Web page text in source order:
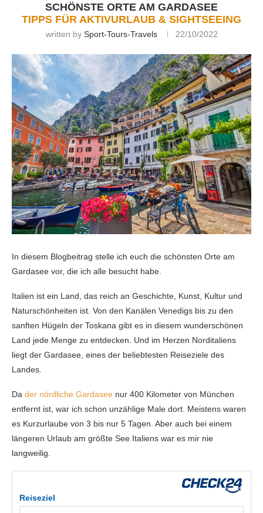
SCHÖNSTE ORTE AM GARDASEE
TIPPS FÜR AKTIVURLAUB & SIGHTSEEING
written by Sport-Tours-Travels 22/10/2022
In diesem Blogbeitrag stelle ich euch die schönsten Orte am
Gardasee vor, die ich alle besucht habe.
Italien ist ein Land, das reich an Geschichte, Kunst, Kultur und
Naturschönheiten ist. Von den Kanälen Venedigs bis zu den
sanften Hügeln der Toskana gibt es in diesem wunderschönen
Land jede Menge zu entdecken. Und im Herzen Norditaliens
liegt der Gardasee, eines der beliebtesten Reiseziele des
Landes.
Da der nördliche Gardasee nur 400 Kilometer von München
entfernt ist, war ich schon unzählige Male dort. Meistens waren
es Kurzurlaube von 3 bis nur 5 Tagen. Aber auch bei einem
längeren Urlaub am größte See Italiens war es mir nie
langweilig.
Reiseziel